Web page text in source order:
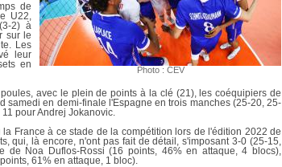
DOCUMENTS UTILES
SANITAIRE
COVID-19
>CLIQUEZ ICI
Photo : CEV
de
U22,
2) à
sur le
Les
leur
en
avec le plein de points à la clé (21), les coéquipiers de
samedi en demi-finale l'Espagne en trois manches (25-20, 25-
pour Andrej Jokanovic.
France à ce stade de la compétition lors de l'édition 2022 de
qui, là encore, n'ont pas fait de détail, s'imposant 3-0 (25-15,
de Noa Duflos-Rossi (16 points, 46% en attaque, 4 blocs),
61% en attaque, 1 bloc).